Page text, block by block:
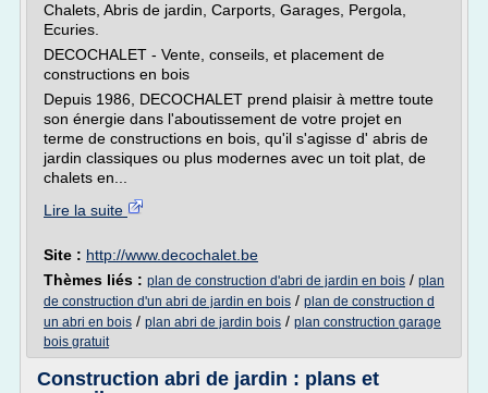
Chalets, Abris de jardin, Carports, Garages, Pergola,
Ecuries.
DECOCHALET - Vente, conseils, et placement de
constructions en bois
Depuis 1986, DECOCHALET prend plaisir à mettre toute
son énergie dans l'aboutissement de votre projet en
terme de constructions en bois, qu'il s'agisse d' abris de
jardin classiques ou plus modernes avec un toit plat, de
chalets en...
Lire la suite
Site : http://www.decochalet.be
Thèmes liés : plan de construction d'abri de jardin en bois / plan
de construction d'un abri de jardin en bois / plan de construction d
un abri en bois / plan abri de jardin bois / plan construction garage
bois gratuit
Construction abri de jardin : plans et